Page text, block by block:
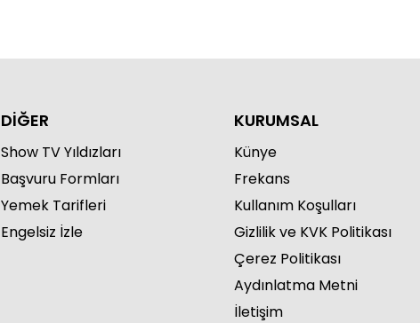
DİĞER
Show TV Yıldızları
Başvuru Formları
Yemek Tarifleri
Engelsiz İzle
KURUMSAL
Künye
Frekans
Kullanım Koşulları
Gizlilik ve KVK Politikası
Çerez Politikası
Aydınlatma Metni
İletişim